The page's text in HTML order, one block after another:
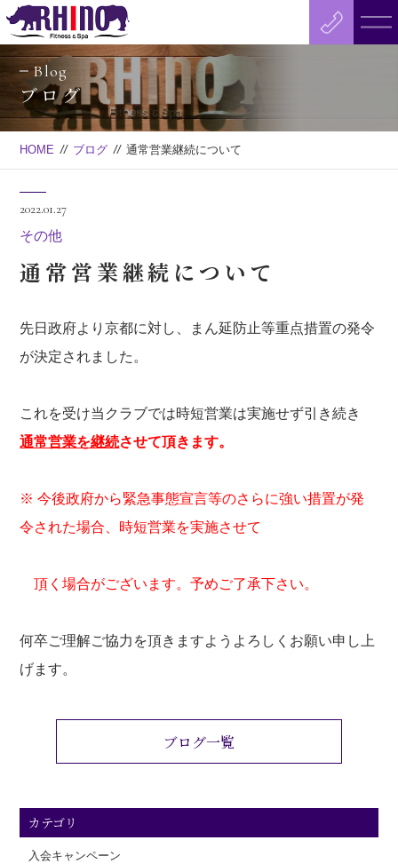
Blog
ブログ
HOME // ブログ // 通常営業継続について
2022.01.27
その他
通常営業継続について
先日政府より京都に対し、まん延防止等重点措置の発令
が決定されました。
これを受け当クラブでは時短営業は実施せず引き続き
通常営業を継続させて頂きます。
※ 今後政府から緊急事態宣言等のさらに強い措置が発
令された場合、時短営業を実施させて
頂く場合がございます。予めご了承下さい。
何卒ご理解ご協力を頂きますようよろしくお願い申し上
げます。
ブログ一覧
カテゴリ
入会キャンペーン